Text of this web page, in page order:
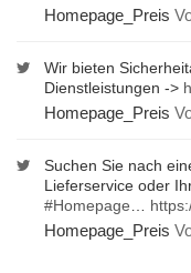
Homepage_Preis
Wir bieten
Dienstleistungen ->
Homepage_Preis
Suchen Sie nach
Lieferservice oder
#Homepage
Homepage_Preis